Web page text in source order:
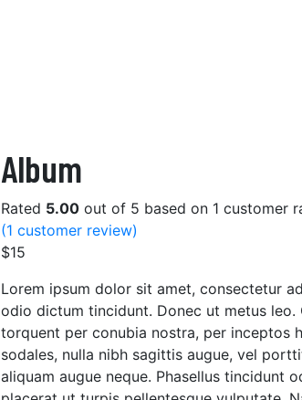
Album
Rated 5.00 out of 5 based on 1 customer
(1 customer review)
$15
Lorem ipsum dolor sit amet, consectetur
odio dictum tincidunt. Donec ut metus
torquent per conubia nostra, per inceptos
sodales, nulla nibh sagittis augue, vel
aliquam augue neque. Phasellus tincidunt